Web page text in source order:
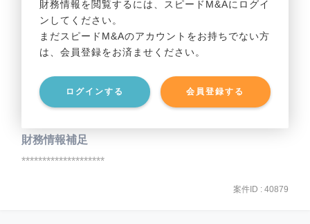
財務情報を閲覧するには、スピードM&Aにログイ
ンしてください。
まだスピードM&Aのアカウントをお持ちでない方
は、会員登録をお済ませください。
ログインする 会員登録する
貸借対照表（B/S）
事業資産 ********************
事業負債 ********************
財務情報補足
********************
案件ID : 40879